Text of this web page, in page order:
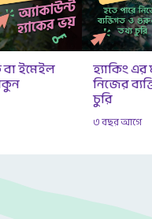
বা ইমেইল হ্যাকিং এর
নিজের
চুরি
৩ বছর আগে